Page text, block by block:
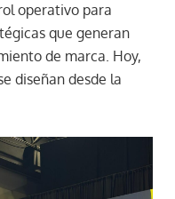
operativo para
que generan
de marca. Hoy,
diseñan desde la